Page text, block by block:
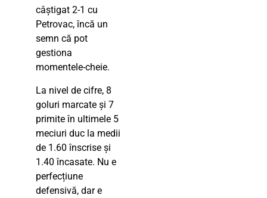
câștigat 2-1 cu
Petrovac, încă un
semn că pot
gestiona
momentele-cheie.
La nivel de cifre, 8
goluri marcate și 7
primite în ultimele 5
meciuri duc la medii
de 1.60 înscrise și
1.40 încasate. Nu e
perfecțiune
defensivă, dar e